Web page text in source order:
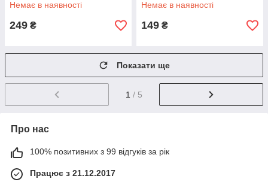
Немає в наявності
249 ₴
Немає в наявності
149 ₴
Показати ще
1 / 5
Про нас
100% позитивних з 99 відгуків за рік
Працює з 21.12.2017